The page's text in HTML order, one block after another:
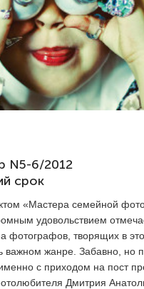
N5-6/2012
срок
«Мастера семейной
удовольствием
фотографов, творящих в
важном жанре. Забавно, но
с приходом на пост
Дмитрия